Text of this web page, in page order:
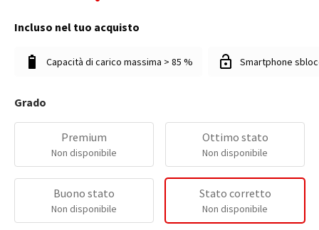
Incluso nel tuo acquisto
Capacità di carico massima > 85 % Smartphone
Grado
Premium
Non disponibile
Ottimo stato
Non disponibile
Buono stato
Non disponibile
Stato corretto
Non disponibile